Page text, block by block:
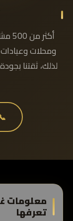
ومحلات
لذلك، ثقتنا
📞
معلومات
تعرفها